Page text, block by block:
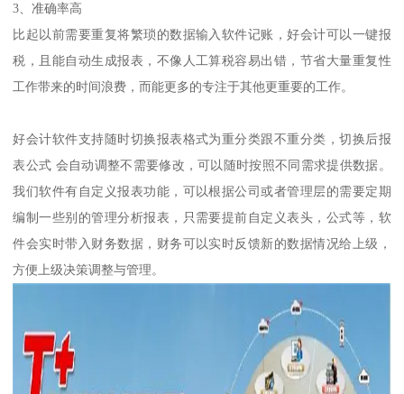
3、准确率高
比起以前需要重复将繁琐的数据输入软件记账，好会计可以一键报
税，且能自动生成报表，不像人工算税容易出错，节省大量重复性
工作带来的时间浪费，而能更多的专注于其他更重要的工作。
好会计软件支持随时切换报表格式为重分类跟不重分类，切换后报
表公式 会自动调整不需要修改，可以随时按照不同需求提供数据。
我们软件有自定义报表功能，可以根据公司或者管理层的需要定期
编制一些别的管理分析报表，只需要提前自定义表头，公式等，软
件会实时带入财务数据，财务可以实时反馈新的数据情况给上级，
方便上级决策调整与管理。